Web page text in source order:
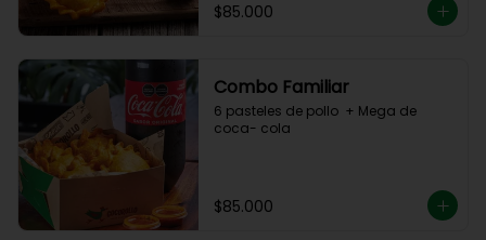
$85.000
Combo Familiar
6 pasteles de pollo  + Mega de
coca- cola
$85.000